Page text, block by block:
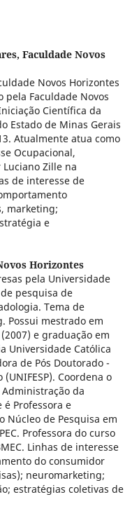
Faculdade Novos
Novos Horizontes
pela Faculdade Novos
Científica da
Estado de Minas Gerais
Atualmente atua como
Ocupacional,
Zille na
de interesse de
marketing;
e
Horizontes
pela Universidade
pesquisa de
Tema de
Possui mestrado em
e graduação em
Universidade Católica
de Pós Doutorado -
Coordena o
da
é Professora e
Núcleo de Pesquisa em
Professora do curso
Linhas de interesse
do consumidor
neuromarketing;
estratégias coletivas de